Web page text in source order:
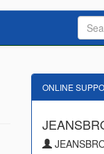
ONLINE